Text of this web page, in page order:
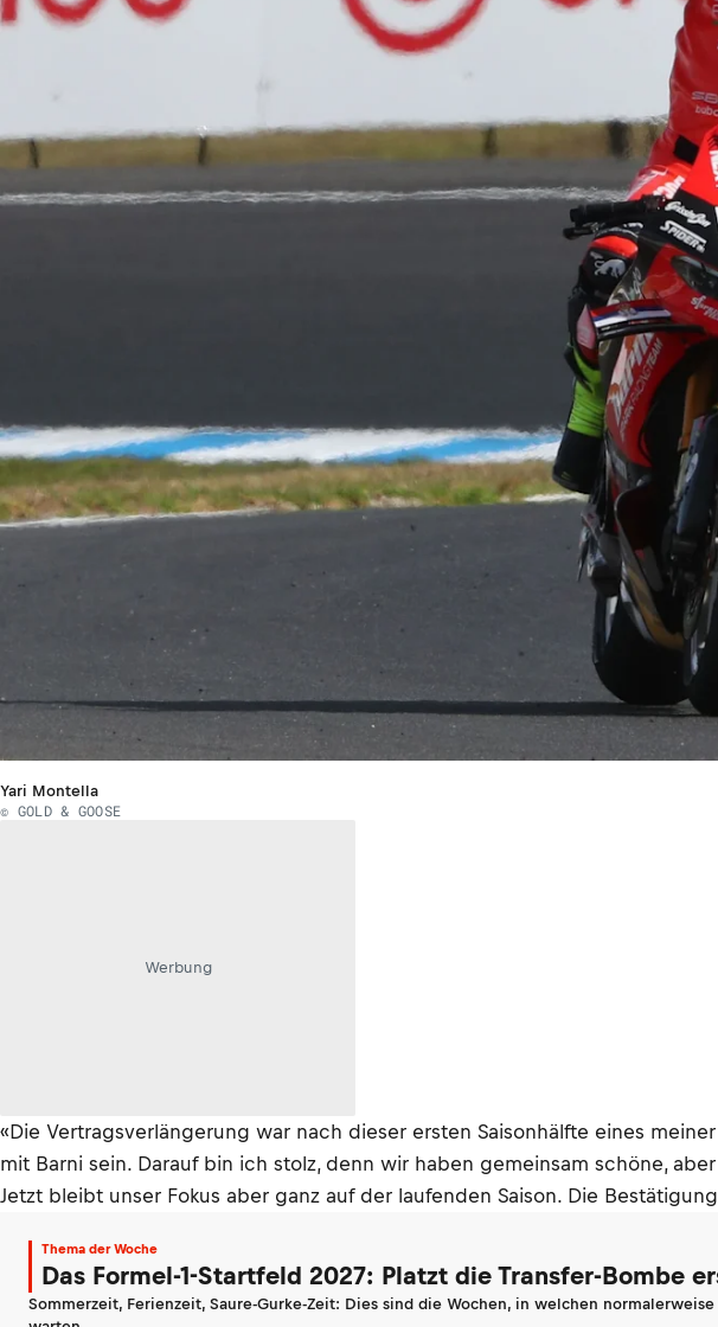
Yari Montella
© GOLD & GOOSE
Werbung
«Die Vertragsverlängerung war nach dieser ersten Saisonhälfte eines
mit Barni sein. Darauf bin ich stolz, denn wir haben gemeinsam schöne,
Jetzt bleibt unser Fokus aber ganz auf der laufenden Saison. Die
Thema der Woche
Das Formel-1-Startfeld 2027: Platzt die Transfer-Bombe
Sommerzeit, Ferienzeit, Saure-Gurke-Zeit: Dies sind die Wochen, in welchen